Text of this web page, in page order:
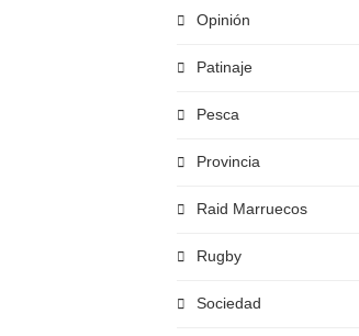
Opinión
Patinaje
Pesca
Provincia
Raid Marruecos
Rugby
Sociedad